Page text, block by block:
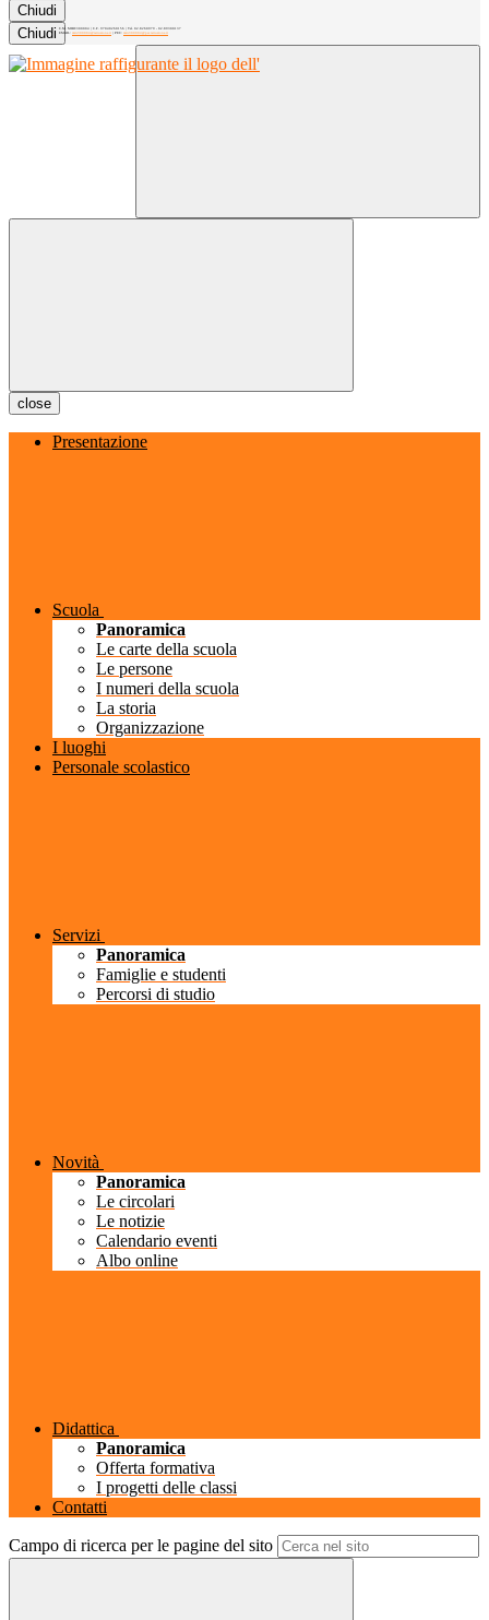
Chiudi
Chiudi
C.M. MIRC300004 | C.F. 97040260156 | Tel. 02.8260979 - 02.89300137
EMAIL: mirc300004@istruzione.it | PEC: mirc300004@pec.istruzione.it
close
Presentazione
Scuola
Panoramica
Le carte della scuola
Le persone
I numeri della scuola
La storia
Organizzazione
I luoghi
Personale scolastico
Servizi
Panoramica
Famiglie e studenti
Percorsi di studio
Novità
Panoramica
Le circolari
Le notizie
Calendario eventi
Albo online
Didattica
Panoramica
Offerta formativa
I progetti delle classi
Contatti
Campo di ricerca per le pagine del sito